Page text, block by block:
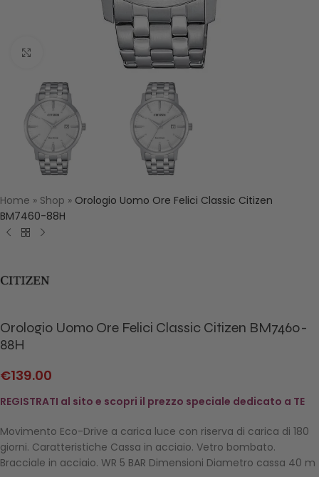
Home » Shop » Orologio Uomo Ore Felici Classic Citizen
BM7460-88H
Orologio Uomo Ore Felici Classic Citizen BM7460-
88H
€139.00
REGISTRATI al sito e scopri il prezzo speciale dedicato a TE
Movimento Eco-Drive a carica luce con riserva di carica di 180
giorni. Caratteristiche Cassa in acciaio. Vetro bombato.
Bracciale in acciaio. WR 5 BAR Dimensioni Diametro cassa 40 m